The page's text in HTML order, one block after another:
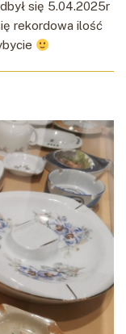
się 5.04.2025r
rekordowa ilość